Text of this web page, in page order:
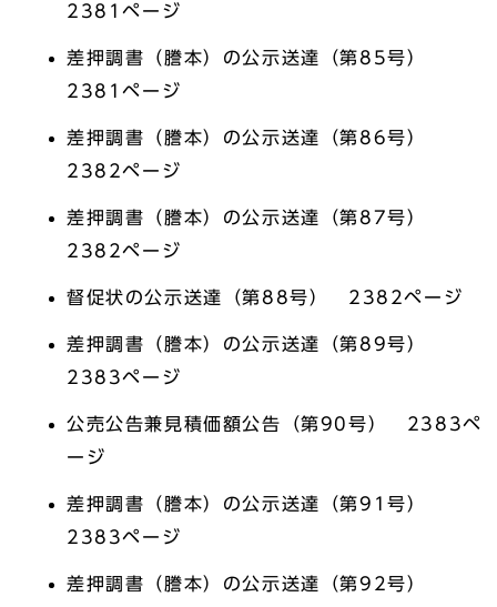
2381ページ
差押調書（謄本）の公示送達（第85号）
2381ページ
差押調書（謄本）の公示送達（第86号）
2382ページ
差押調書（謄本）の公示送達（第87号）
2382ページ
督促状の公示送達（第88号） 2382ページ
差押調書（謄本）の公示送達（第89号）
2383ページ
公売公告兼見積価額公告（第90号） 2383ペ
ージ
差押調書（謄本）の公示送達（第91号）
2383ページ
差押調書（謄本）の公示送達（第92号）